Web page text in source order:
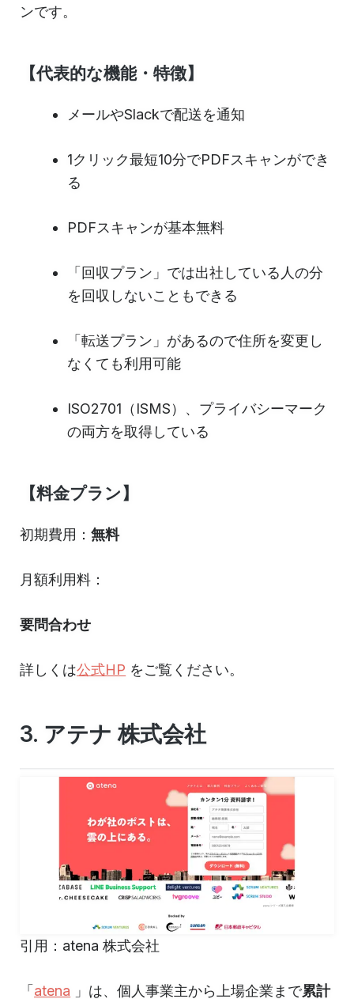
ンです。
【代表的な機能・特徴】
メールやSlackで配送を通知
1クリック最短10分でPDFスキャンができ
る
PDFスキャンが基本無料
「回収プラン」では出社している人の分
を回収しないこともできる
「転送プラン」があるので住所を変更し
なくても利用可能
ISO2701（ISMS）、プライバシーマーク
の両方を取得している
【料金プラン】
初期費用： 無料
月額利用料：
要問合わせ
詳しくは公式HP をご覧ください。
3. アテナ 株式会社
引用：atena 株式会社
「 atena 」は、個人事業主から上場企業まで累計